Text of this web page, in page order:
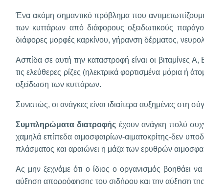
Ένα ακόμη σημαντικό πρόβλημα που
των κυττάρων από διάφορους οξειδωτικούς
διάφορες μορφές καρκίνου, γήρανση δέρματος,
Ασπίδα σε αυτή την καταστροφή είναι οι βιταμίνες
τις ελεύθερες ρίζες (ηλεκτρικά φορτισμένα μόρια ή
οξείδωση των κυττάρων.
Συνεπώς, οι ανάγκες είναι ιδιαίτερα αυξημένες στη
Συμπληρώματα διατροφής έχουν ανάγκη πολύ
χαμηλά επίπεδα αιμοσφαιρίων-αιματοκρίτης-δεν
πλάσματος και αραιώνει η μάζα των ερυθρών
Ας μην ξεχνάμε ότι ο ίδιος ο οργανισμός βοηθάει
αύξηση απορρόφησης του σιδήρου και την αύξηση